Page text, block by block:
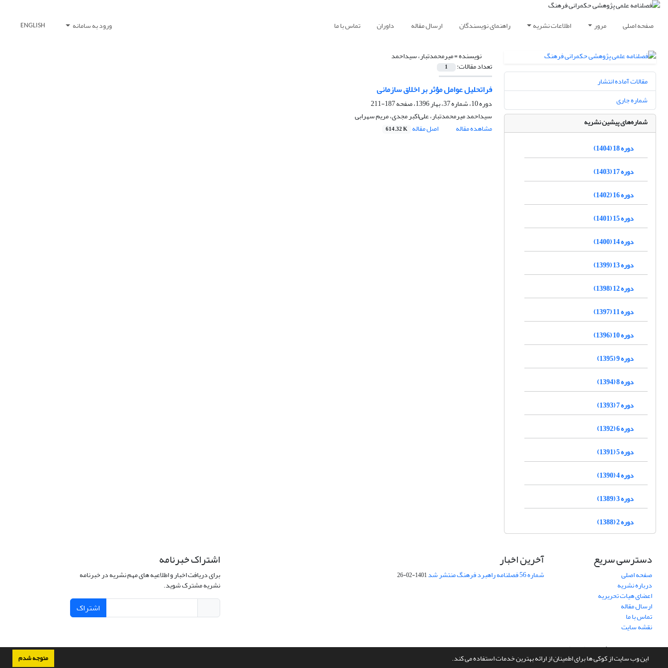
این وب سایت از کوکی ها برای اطمینان از ارائه بهترین خدمات استفاده می کند. متوجه شدم
صفحه اصلی مرور اطلاعات نشریه راهنمای نویسندگان ارسال مقاله داوران تماس با ما ورود به سامانه ENGLISH
نویسنده =میرمحمدتبار، سیداحمد
تعداد مقالات: 1
فراتحلیل عوامل مؤثر بر اخلاق سازمانی
دوره 10، شماره 37، بهار 1396، صفحه
187-211
سیداحمد میرمحمدتبار، علی‌اکبر مجدی، مریم سهرابی
مشاهده مقاله
اصل مقاله 614.32 K
مقالات آماده انتشار
شماره جاری
شماره‌های پیشین نشریه
دوره 18 (1404)
دوره 17 (1403)
دوره 16 (1402)
دوره 15 (1401)
دوره 14 (1400)
دوره 13 (1399)
دوره 12 (1398)
دوره 11 (1397)
دوره 10 (1396)
دوره 9 (1395)
دوره 8 (1394)
دوره 7 (1393)
دوره 6 (1392)
دوره 5 (1391)
دوره 4 (1390)
دوره 3 (1389)
دوره 2 (1388)
دسترسی سریع
صفحه اصلی
درباره نشریه
اعضای هیات تحریریه
ارسال مقاله
تماس با ما
نقشه سایت
آخرین اخبار
شماره 56 فصلنامه راهبرد فرهنگ منتشر شد 1401-02-26
اشتراک خبرنامه
برای دریافت اخبار و اطلاعیه های مهم نشریه در خبرنامه
نشریه مشترک شوید.
اشتراک
سامانه مدیریت نشریات علمی.طراحی و پیاده سازی ازسیناوب